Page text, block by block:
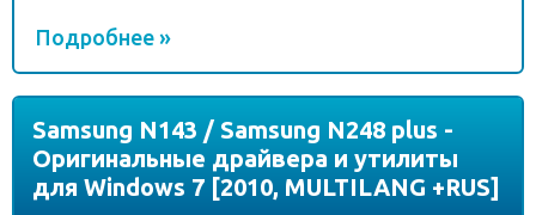
Подробнее »
Samsung N143 / Samsung N248 plus -
Оригинальные драйвера и утилиты
для Windows 7 [2010, MULTILANG +RUS]